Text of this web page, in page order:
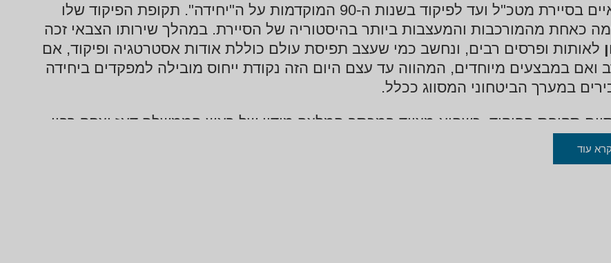
חשאיים בסיירת מטכ"ל ועד לפיקוד בשנות ה-90 המוקדמות על ה"יחידה". תקופת הפיקוד שלו
כאחת מהמורכבות והמעצבות ביותר בהיסטוריה של הסיירת. במהלך שירותו הצבאי זכה
לאותות ופרסים רבים, ונחשב כמי שעצב תפיסת עולם כוללת אודות אסטרטגיה ופיקוד, אם
ואם במבצעים מיוחדים, המהווה עד עצם היום הזה נקודת ייחוס מובילה למפקדים ביחידה
במערך הביטחוני המסווג ככלל.
תקופת הפיקוד, כשהוא מצויד במכתב המלצה מידיו של ראש הממשלה דאז יצחק רבין,
הדוקטורט שלו בלוגיקה ופילוסופיה. במהלך לימודיו באוניברסיטת קולומביה זכה למענק
קרא עוד